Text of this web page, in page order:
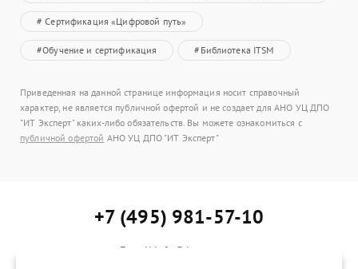
# Сертификация «Цифровой путь»
#Обучение и сертификация #Библиотека ITSM
Приведенная на данной странице информация носит справочный
характер, не является публичной офертой и не создает для АНО УЦ ДПО
"ИТ Эксперт" каких-либо обязательств. Вы можете ознакомиться с
публичной офертой АНО УЦ ДПО "ИТ Эксперт"
+7 (495) 981-57-10
E-mail:info@itexpert.ru